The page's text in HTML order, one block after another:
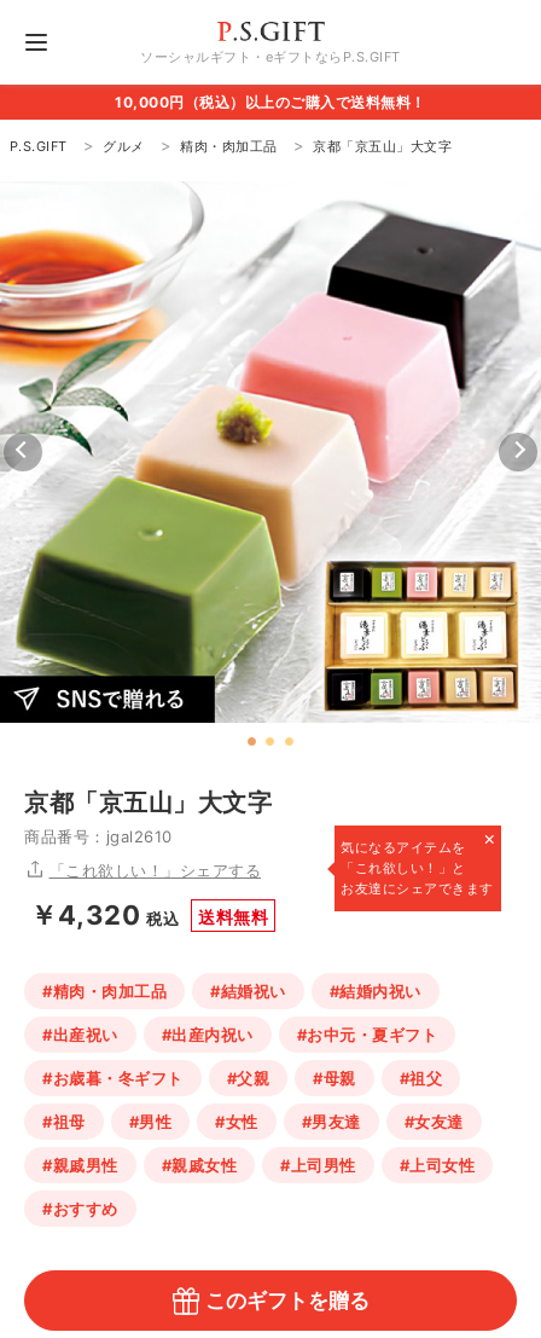
ソーシャルギフト・eギフトならP.S.GIFT
10,000円（税込）以上のご購入で送料無料！
P.S.GIFT グルメ 精肉・肉加工品 京都「京五山」大文字
京都「京五山」大文字
商品番号：jgal2610 ×
気になるアイテムを
「これ欲しい！」と
お友達にシェアできます
「これ欲しい！」シェアする
￥4,320 税込 送料無料
#精肉・肉加工品 #結婚祝い #結婚内祝い
#出産祝い #出産内祝い #お中元・夏ギフト
#お歳暮・冬ギフト #父親 #母親 #祖父
#祖母 #男性 #女性 #男友達 #女友達
#親戚男性 #親戚女性 #上司男性 #上司女性
#おすすめ
このギフトを贈る